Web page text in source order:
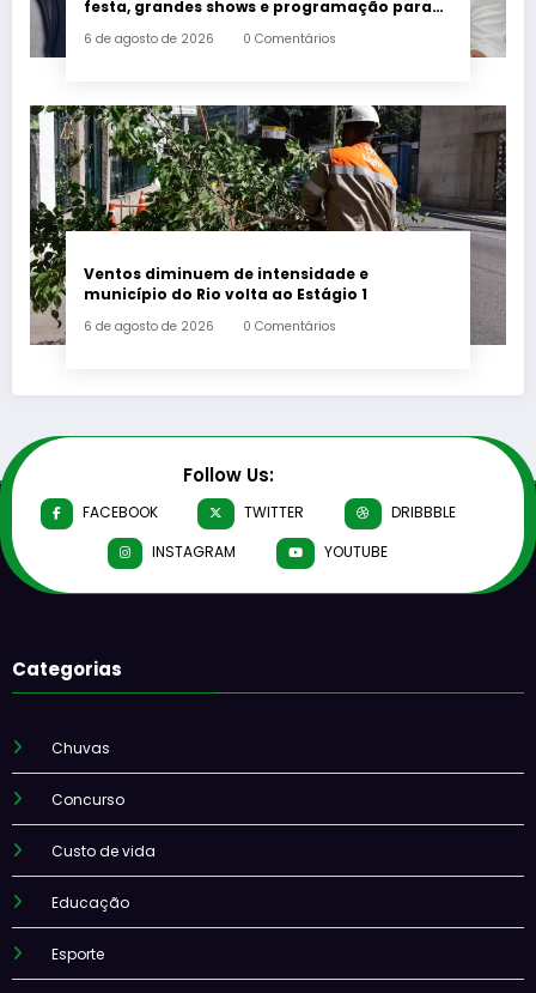
festa, grandes shows e programação para
6 de agosto de 2026 0 Comentários
Ventos diminuem de intensidade e
município do Rio volta ao Estágio 1
6 de agosto de 2026 0 Comentários
Follow Us:
FACEBOOK TWITTER
DRIBBBLE
INSTAGRAM
YOUTUBE
Categorias
Chuvas
Concurso
Custo de vida
Educação
Esporte